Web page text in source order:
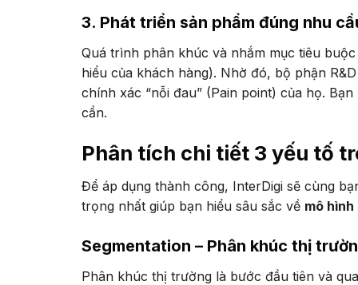
3. Phát triển sản phẩm đúng nhu
Quá trình phân khúc và nhắm mục tiêu
hiểu của khách hàng). Nhờ đó, bộ phận
chính xác “nỗi đau” (Pain point) của họ.
cần.
Phân tích chi tiết 3 yếu tố
Để áp dụng thành công, InterDigi sẽ cùng
trọng nhất giúp bạn hiểu sâu sắc về mô hình
Segmentation – Phân khúc thị
Phân khúc thị trường là bước đầu tiên và